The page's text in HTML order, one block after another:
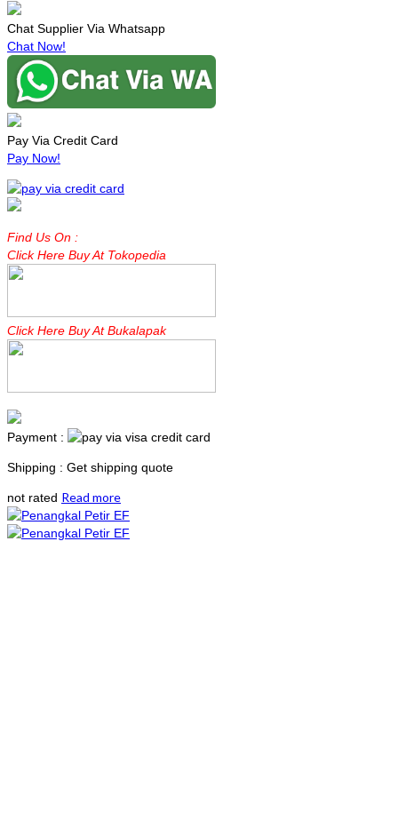
Chat Supplier Via Whatsapp
Chat Now!
Pay Via Credit Card
Pay Now!
Find Us On :
Click Here Buy At Tokopedia
Click Here Buy At Bukalapak
Payment :
Shipping : Get shipping quote
not rated Read more